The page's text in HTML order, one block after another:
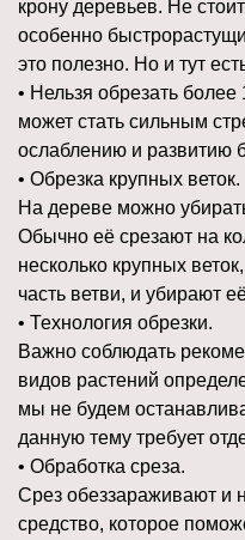
крону деревьев. Не
особенно
это полезно. Но и тут
• Нельзя обрезать
может стать сильным
ослаблению и развитию
• Обрезка крупных веток.
На дереве можно
Обычно её срезают на
несколько крупных
часть ветви, и убирают
• Технология обрезки.
Важно соблюдать
видов растений
мы не будем
данную тему требует
• Обработка среза.
Срез обеззараживают и
средство, которое